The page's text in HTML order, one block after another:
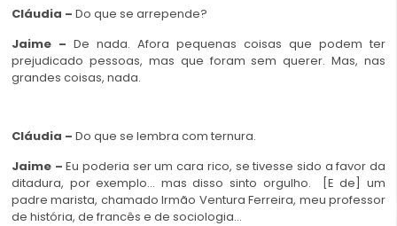
Cláudia – Do que se arrepende?
Jaime – De nada. Afora pequenas coisas que podem ter
prejudicado pessoas, mas que foram sem querer. Mas, nas
grandes coisas, nada.
Cláudia – Do que se lembra com ternura.
Jaime –Eu poderia ser um cara rico, se tivesse sido a favor da
ditadura, por exemplo… mas disso sinto orgulho. [E de] um
padre marista, chamado Irmão Ventura Ferreira, meu professor
de história, de francês e de sociologia…